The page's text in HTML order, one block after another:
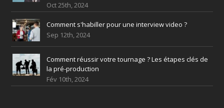
Oct 25th, 2024
Comment s'habiller pour une interview video ?
Sep 12th, 2024
Comment réussir votre tournage ? Les étapes clés de
la pré-production
Fév 10th, 2024